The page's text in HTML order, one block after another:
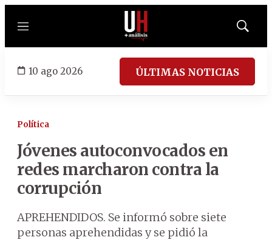
Menú
Mostrar
10 ago 2026 ÚLTIMAS NOTICIAS
Política
Jóvenes autoconvocados en
redes marcharon contra la
corrupción
APREHENDIDOS. Se informó sobre siete
personas aprehendidas y se pidió la